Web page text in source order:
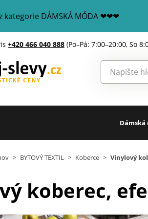
kategorie DÁMSKÁ MÓDA ❤❤❤
+420 466 040 888 (Po–Pá: 7:00–20:00, So
Dámská
> BYTOVÝ TEXTIL > Koberce > Vinylový
koberec,